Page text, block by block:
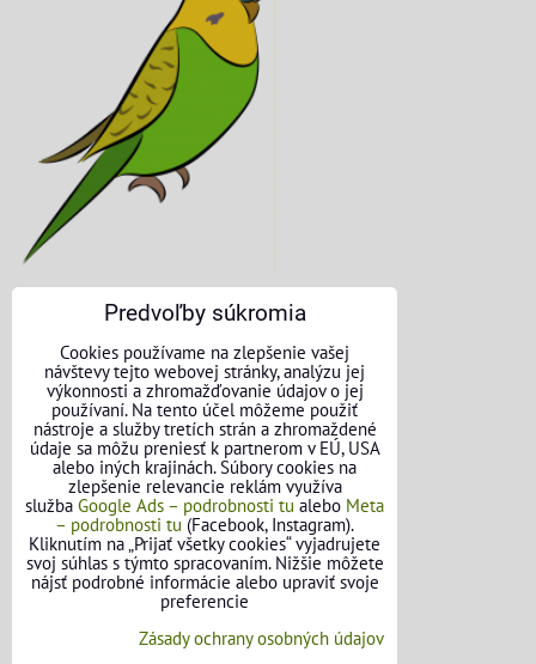
KONTAKTNÉ ÚDAJE
O nás
Kontakt
Požičovňa náradia
Názory našich zákazníkov
Mapa stránok
SLEDUJTE NÁS
Predvoľby súkromia
Cookies používame na zlepšenie vašej
návštevy tejto webovej stránky, analýzu jej
výkonnosti a zhromažďovanie údajov o jej
používaní. Na tento účel môžeme použiť
nástroje a služby tretích strán a zhromaždené
údaje sa môžu preniesť k partnerom v EÚ, USA
alebo iných krajinách. Súbory cookies na
zlepšenie relevancie reklám využíva
služba Google Ads – podrobnosti tu alebo Meta
– podrobnosti tu (Facebook, Instagram).
Kliknutím na „Prijať všetky cookies“ vyjadrujete
svoj súhlas s týmto spracovaním. Nižšie môžete
nájsť podrobné informácie alebo upraviť svoje
preferencie
Zásady ochrany osobných údajov